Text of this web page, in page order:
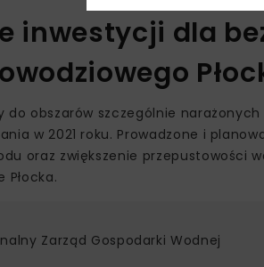
inwestycji dla
do obszarów szczególnie
w 2021 roku. Prowadzone i
oraz zwiększenie przepustowości
Płocka.
Zarząd Gospodarki Wodnej